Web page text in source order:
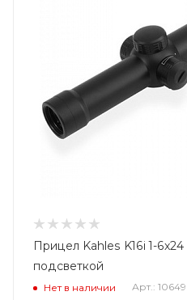
Прицел Kahles K16i 1-6x24
подсветкой
Нет в наличии Арт.: 10649